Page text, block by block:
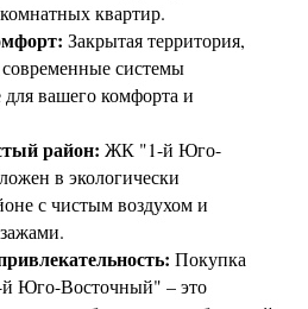
квартир.
Закрытая территория,
системы
для вашего комфорта и
район: ЖК "1-й Юго-
в экологически
с чистым воздухом и
Покупка
Юго-Восточный" – это